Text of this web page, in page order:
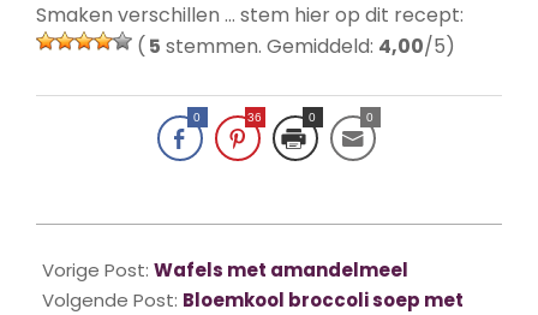
Smaken verschillen … stem hier op dit recept:
( 5 stemmen. Gemiddeld: 4,00/5)
0 36 0 0
04-
10
Vorige Post: Wafels met amandelmeel
Volgende Post: Bloemkool broccoli soep met